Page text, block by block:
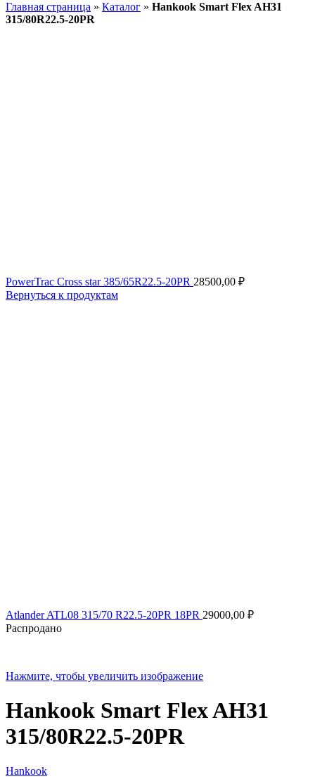
Главная страница » Каталог » Hankook Smart Flex AH31
315/80R22.5-20PR
PowerTrac Сross star 385/65R22.5-20PR 28500,00 ₽
Вернуться к продуктам
Atlander ATL08 315/70 R22.5-20PR 18PR 29000,00 ₽
Распродано
Нажмите, чтобы увеличить изображение
Hankook Smart Flex AH31
315/80R22.5-20PR
Hankook